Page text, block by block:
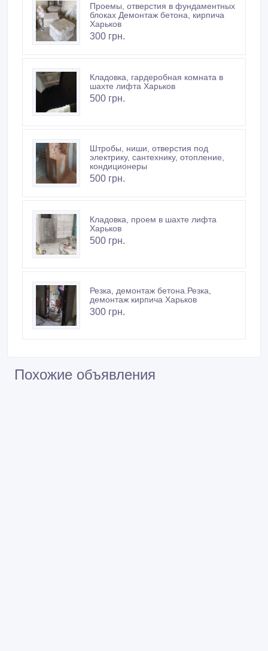
Проемы, отверстия в фундаментных
блоках Демонтаж бетона, кирпича
Харьков
300 грн.
Кладовка, гардеробная комната в
шахте лифта Харьков
500 грн.
Штробы, ниши, отверстия под
электрику, сантехнику, отопление,
кондиционеры
500 грн.
Кладовка, проем в шахте лифта
Харьков
500 грн.
Резка, демонтаж бетона.Резка,
демонтаж кирпича Харьков
300 грн.
Похожие объявления